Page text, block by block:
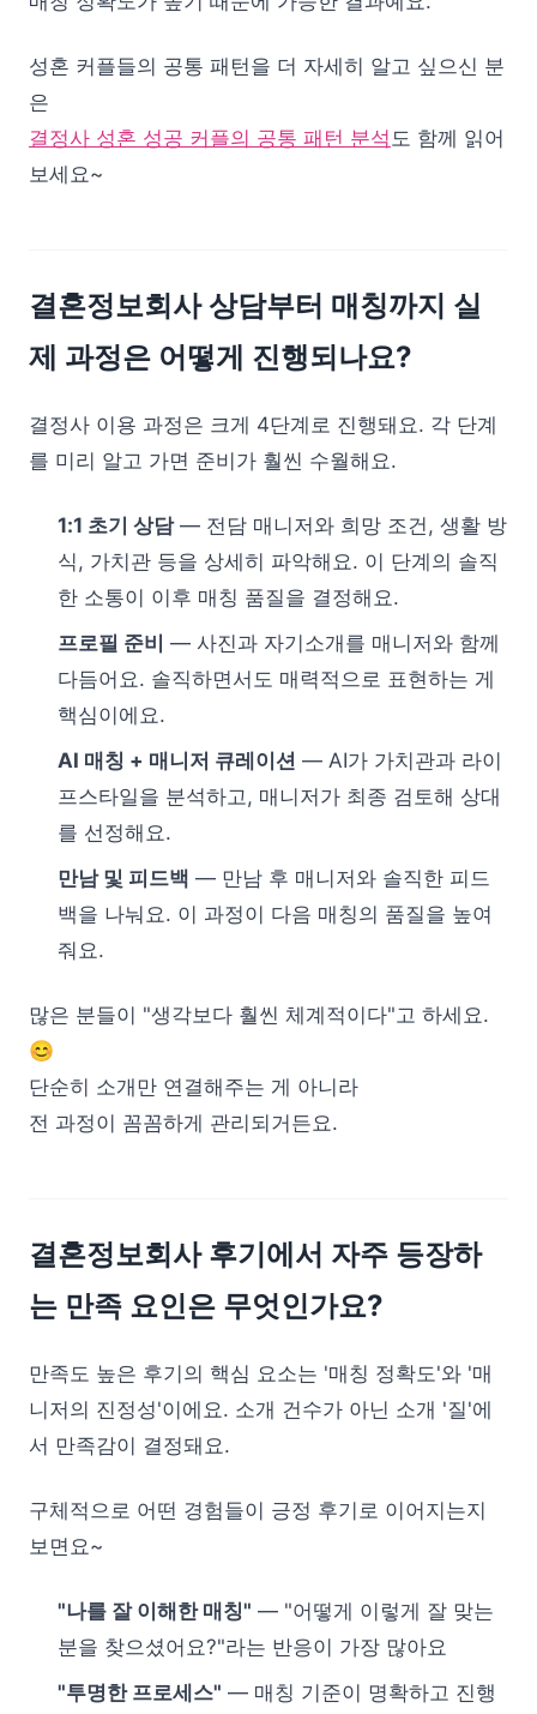
성혼 커플들의 공통 패턴을 더 자세히 알고 싶으신 분
은
결정사 성혼 성공 커플의 공통 패턴 분석 도 함께 읽어
보세요~
결혼정보회사 상담부터 매칭까지 실
제 과정은 어떻게 진행되나요?
결정사 이용 과정은 크게 4단계로 진행돼요. 각 단계
를 미리 알고 가면 준비가 훨씬 수월해요.
1:1 초기 상담— 전담 매니저와 희망 조건, 생활 방
식, 가치관 등을 상세히 파악해요. 이 단계의 솔직
한 소통이 이후 매칭 품질을 결정해요.
프로필 준비 — 사진과 자기소개를 매니저와 함께
다듬어요. 솔직하면서도 매력적으로 표현하는 게
핵심이에요.
AI 매칭 + 매니저 큐레이션 — AI가 가치관과 라이
프스타일을 분석하고, 매니저가 최종 검토해 상대
를 선정해요.
만남 및 피드백 — 만남 후 매니저와 솔직한 피드
백을 나눠요. 이 과정이 다음 매칭의 품질을 높여
줘요.
많은 분들이 "생각보다 훨씬 체계적이다"고 하세요.
😊
단순히 소개만 연결해주는 게 아니라
전 과정이 꼼꼼하게 관리되거든요.
결혼정보회사 후기에서 자주 등장하
는 만족 요인은 무엇인가요?
만족도 높은 후기의 핵심 요소는 '매칭 정확도'와 '매
니저의 진정성'이에요. 소개 건수가 아닌 소개 '질'에
서 만족감이 결정돼요.
구체적으로 어떤 경험들이 긍정 후기로 이어지는지
보면요~
"나를 잘 이해한 매칭" — "어떻게 이렇게 잘 맞는
분을 찾으셨어요?"라는 반응이 가장 많아요
"투명한 프로세스" — 매칭 기준이 명확하고 진행